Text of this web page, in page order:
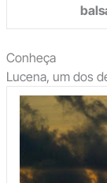
Conheça
Lucena, um dos